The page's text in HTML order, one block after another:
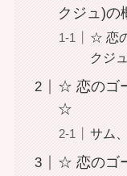
クジュ)
☆ 恋
クジ
☆ 恋のゴ
☆
サム
☆ 恋のゴ